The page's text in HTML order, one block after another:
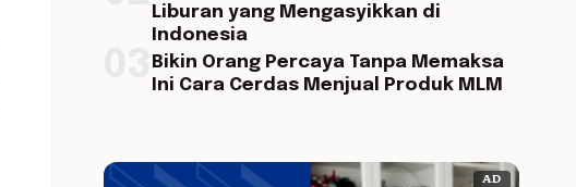
Liburan yang Mengasyikkan di
Indonesia
Bikin Orang Percaya Tanpa Memaksa
Ini Cara Cerdas Menjual Produk MLM
AD